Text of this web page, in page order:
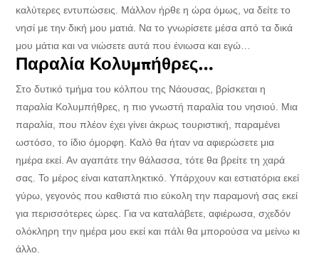
καλύτερες εντυπώσεις. Μάλλον ήρθε η ώρα όμως, να δείτε το
νησί με την δική μου ματιά. Να το γνωρίσετε μέσα από τα δικά
μου μάτια και να νιώσετε αυτά που ένιωσα και εγώ…
Παραλία Κολυμπήθρες…
Στο δυτικό τμήμα του κόλπου της Νάουσας, βρίσκεται η
παραλία Κολυμπήθρες, η πιο γνωστή παραλία του νησιού. Μια
παραλία, που πλέον έχει γίνει άκρως τουριστική, παραμένει
ωστόσο, το ίδιο όμορφη. Καλό θα ήταν να αφιερώσετε μια
ημέρα εκεί. Αν αγαπάτε την θάλασσα, τότε θα βρείτε τη χαρά
σας. Το μέρος είναι καταπληκτικό. Υπάρχουν και εστιατόρια εκεί
γύρω, γεγονός που καθιστά πιο εύκολη την παραμονή σας εκεί
για περισσότερες ώρες. Για να καταλάβετε, αφιέρωσα, σχεδόν
ολόκληρη την ημέρα μου εκεί και πάλι θα μπορούσα να μείνω κι
άλλο.